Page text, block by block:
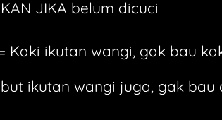
JIKA belum dicuci
Kaki ikutan wangi, gak bau
ikutan wangi juga, gak bau